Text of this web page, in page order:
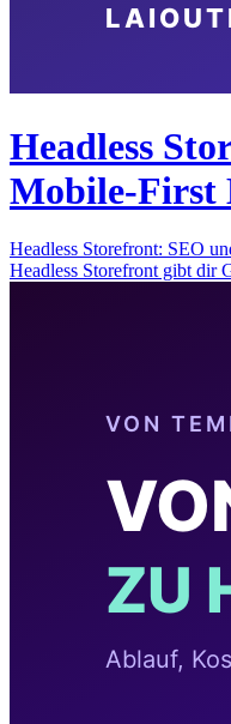
Headless
Mobile-First
Headless Storefront: SEO
Headless Storefront gibt dir